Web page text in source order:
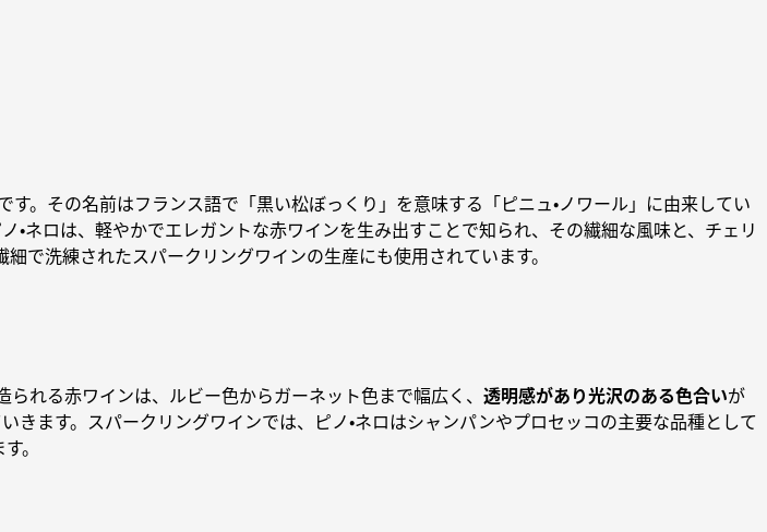
。その名前はフランス語で「黒い松ぼっくり」を意味する「ピニュ・ノワール」に由来してい
ネロは、軽やかでエレガントな赤ワインを生み出すことで知られ、その繊細な風味と、チェリ
で洗練されたスパークリングワインの生産にも使用されています。
れる赤ワインは、ルビー色からガーネット色まで幅広く、 透明感があり光沢のある色合いが
ます。スパークリングワインでは、ピノ・ネロはシャンパンやプロセッコの主要な品種として
。